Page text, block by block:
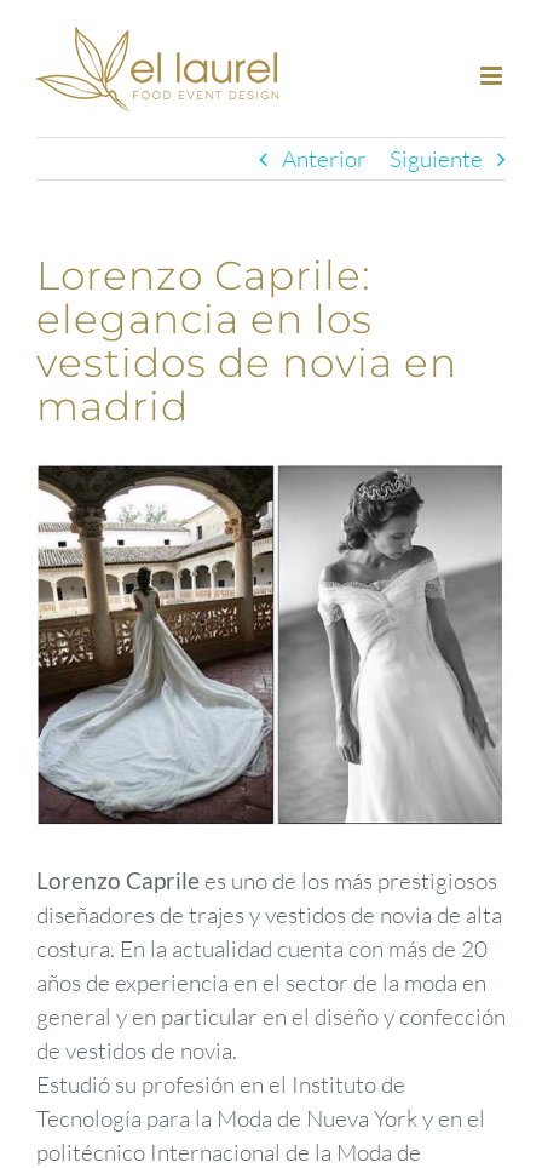
contenido
Anterior Siguiente
Lorenzo Caprile:
elegancia en los
vestidos de novia en
madrid
Lorenzo Caprile es uno de los más prestigiosos
diseñadores de trajes y vestidos de novia de alta
costura. En la actualidad cuenta con más de 20
años de experiencia en el sector de la moda en
general y en particular en el diseño y confección
de vestidos de novia.
Estudió su profesión en el Instituto de
Tecnología para la Moda de Nueva York y en el
politécnico Internacional de la Moda de